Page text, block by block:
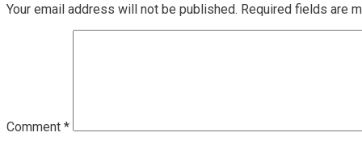
Your email address will not be published. Required fields are
Comment *